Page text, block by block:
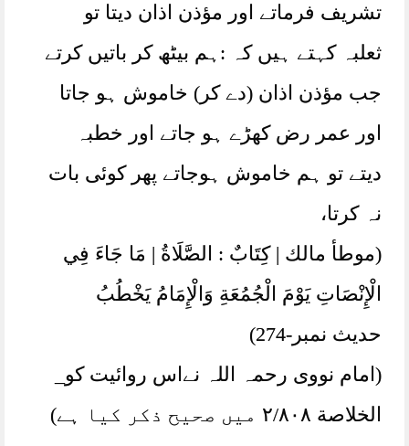
تشریف فرماتے اور مؤذن اذان دیتا تو
ثعلبہ کہتے ہیں کہ :ہم بیٹھ کر باتیں کرتے
جب مؤذن اذان (دے کر) خاموش ہو جاتا
اور عمر رض کھڑے ہو جاتے اور خطبہ
دیتے تو ہم خاموش ہوجاتے پھر کوئی بات
نہ کرتا،
(موطأ مالك | كِتَابٌ : الصَّلَاةُ | مَا جَاءَ فِي
الْإِنْصَاتِ يَوْمَ الْجُمُعَةِ وَالْإِمَامُ يَخْطُبُ
حدیث نمبر-274)
(امام نووی رحمہ اللہ نےاس روائیت کو_
الخلاصة ٢/٨٠٨ میں صحیح ذکر کیا ہے)